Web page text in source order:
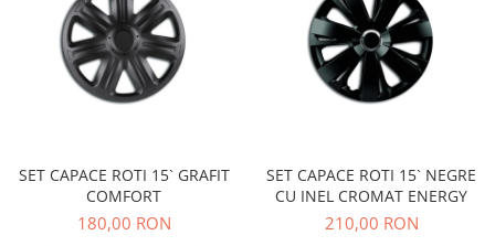
SET CAPACE ROTI 15` GRAFIT
COMFORT
180,00 RON
SET CAPACE ROTI 15` NEGRE
CU INEL CROMAT ENERGY
210,00 RON